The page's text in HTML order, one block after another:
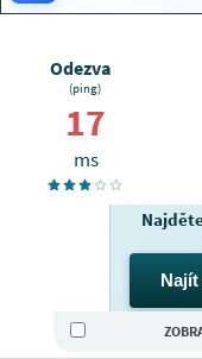
Odezva
(ping)
17
ms
IP (hostname):